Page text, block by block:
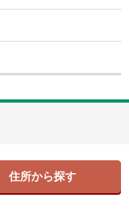
住所から探す